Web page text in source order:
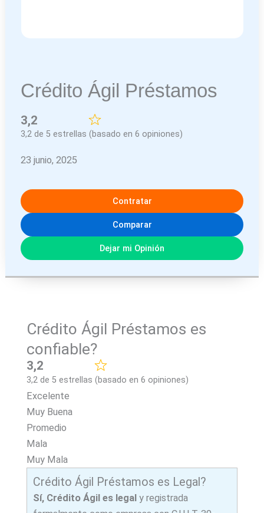
Crédito Ágil Préstamos
3,2
3,2 de 5 estrellas (basado en 6 opiniones)
23 junio, 2025
Contratar
Comparar
Dejar mi Opinión
Crédito Ágil Préstamos es
confiable?
3,2
3,2 de 5 estrellas (basado en 6 opiniones)
Excelente
Muy Buena
Promedio
Mala
Muy Mala
Crédito Ágil Préstamos es Legal?
Sí, Crédito Ágil es legal y registrada